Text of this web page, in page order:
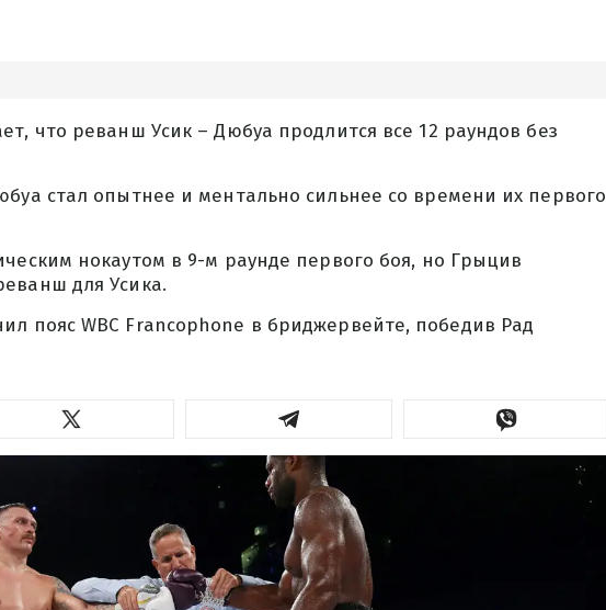
что реванш Усик – Дюбуа продлится все 12 раундов без
стал опытнее и ментально сильнее со времени их первого
нокаутом в 9-м раунде первого боя, но Грыцив
для Усика.
пояс WBC Francophone в бриджервейте, победив Рад